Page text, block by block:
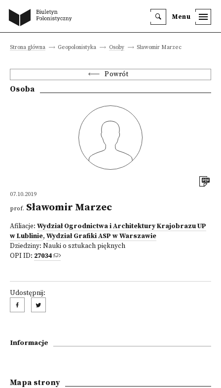
Menu
Strona główna Geopolonistyka Osoby Sławomir Marzec
Powrót
Osoba
07.10.2019
prof. Sławomir Marzec
Afiliacje: Wydział Ogrodnictwa i Architektury Krajobrazu UP
w Lublinie, Wydział Grafiki ASP w Warszawie
Dziedziny: Nauki o sztukach pięknych
OPI ID: 27034
Udostępnij:
Informacje
Mapa strony